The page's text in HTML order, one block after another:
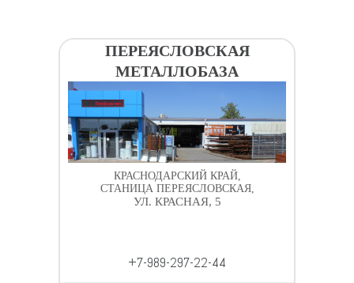
ПЕРЕЯСЛОВСКАЯ
МЕТАЛЛОБАЗА
КРАСНОДАРСКИЙ КРАЙ,
СТАНИЦА ПЕРЕЯСЛОВСКАЯ,
УЛ. КРАСНАЯ, 5
+7-989-297-22-44